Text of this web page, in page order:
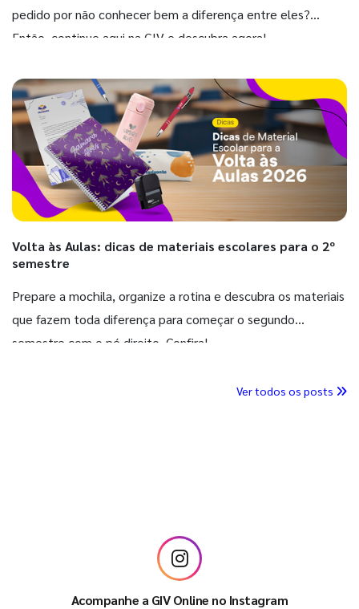
pedido por não conhecer bem a diferença entre eles?
Então, continue aqui na GIV e descubra agora!
Volta às Aulas: dicas de materiais escolares para o 2º
semestre
Prepare a mochila, organize a rotina e descubra os materiais
que fazem toda diferença para começar o segundo
semestre com o pé direito. Confira!
Ver todos os posts
Acompanhe a GIV Online no Instagram